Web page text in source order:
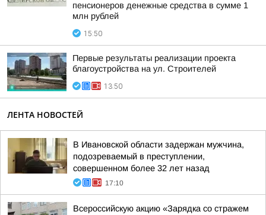
пенсионеров денежные средства в сумме 1
млн рублей
15:50
Первые результаты реализации проекта
благоустройства на ул. Строителей
13:50
ЛЕНТА НОВОСТЕЙ
В Ивановской области задержан мужчина,
подозреваемый в преступлении,
совершенном более 32 лет назад
17:10
Всероссийскую акцию «Зарядка со стражем